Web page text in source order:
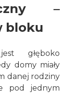
–
bloku
głęboko
domy miały
danej rodziny
pod jednym